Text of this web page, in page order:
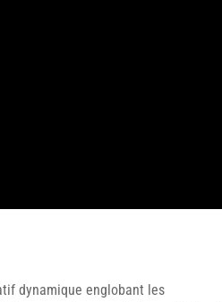
dynamique englobant les